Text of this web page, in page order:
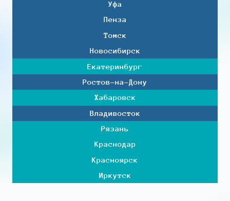
Уфа
Пенза
Томск
Новосибирск
Екатеринбург
Ростов-на-Дону
Хабаровск
Владивосток
Рязань
Краснодар
Красноярск
Иркутск